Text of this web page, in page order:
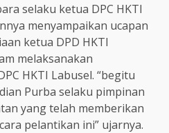
selaku ketua DPC HKTI
menyampaikan ucapan
ketua DPD HKTI
melaksanakan
HKTI Labusel. “begitu
Purba selaku pimpinan
yang telah memberikan
pelantikan ini” ujarnya.